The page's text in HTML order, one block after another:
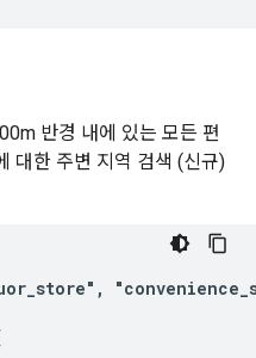
반경 내에 있는 모든 편
대한 주변 지역 검색 (신규)